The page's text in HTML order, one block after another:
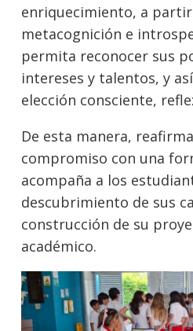
enriquecimiento, a
metacognición e
permita reconocer sus
intereses y talentos, y
elección consciente,
De esta manera,
compromiso con una
acompaña a los
descubrimiento de sus
construcción de su
académico.